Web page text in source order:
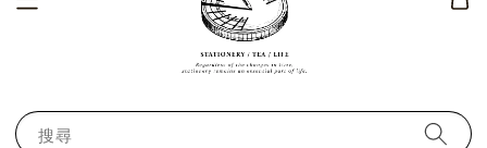
搜尋